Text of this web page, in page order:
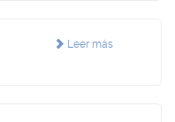
Leer más